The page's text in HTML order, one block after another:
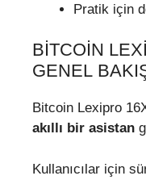
Pratik için
BITCOIN
GENEL
Bitcoin Lexipro
akıllı bir asistan
Kullanıcılar için